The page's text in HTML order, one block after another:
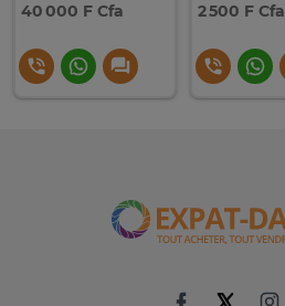
40 000 F Cfa 2 500 F Cfa